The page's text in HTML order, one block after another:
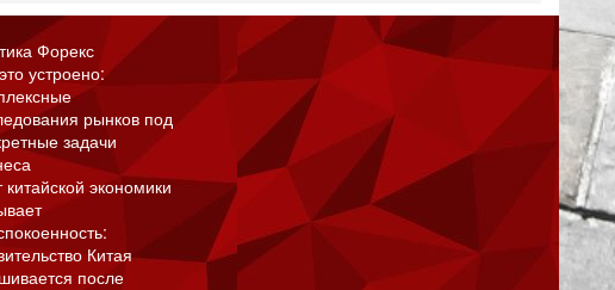
Форекс
устроено:
рынков под
задачи
китайской экономики
Китая
после